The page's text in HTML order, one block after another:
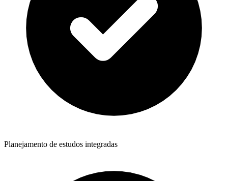
Planejamento de estudos integradas